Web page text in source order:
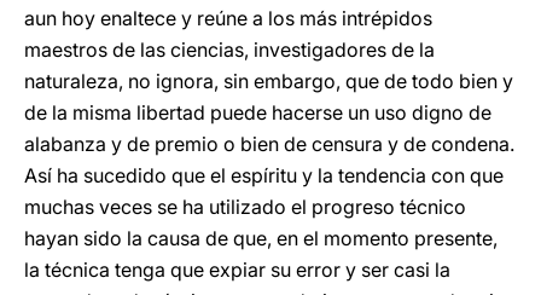
aun hoy enaltece y reúne a los más intrépidos
maestros de las ciencias, investigadores de la
naturaleza, no ignora, sin embargo, que de todo bien y
de la misma libertad puede hacerse un uso digno de
alabanza y de premio o bien de censura y de condena.
Así ha sucedido que el espíritu y la tendencia con que
muchas veces se ha utilizado el progreso técnico
hayan sido la causa de que, en el momento presente,
la técnica tenga que expiar su error y ser casi la